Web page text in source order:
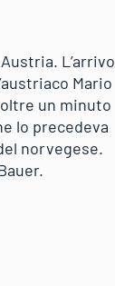
L’arrivo
Mario
un minuto
lo precedeva
norvegese.